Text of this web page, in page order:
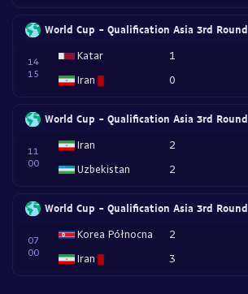
World Cup - Qualification Asia 3rd Round
14
15
Katar
Iran
1
0
World Cup - Qualification Asia 3rd Round
11
00
Iran
Uzbekistan
2
2
World Cup - Qualification Asia 3rd Round
07
00
Korea Północna
Iran
2
3